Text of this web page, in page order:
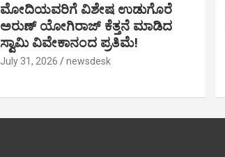
ಮೋದಿಯವರಿಗೆ ವಿಶೇಷ ಉಡುಗೊರೆ
ಅರುಣ್ ಯೋಗಿರಾಜ್ ಕೆತ್ತನೆ ಮಾಡಿದ
ಸ್ವಾಮಿ ವಿವೇಕಾನಂದ ಪ್ರತಿಮೆ!
July 31, 2026 newsdesk